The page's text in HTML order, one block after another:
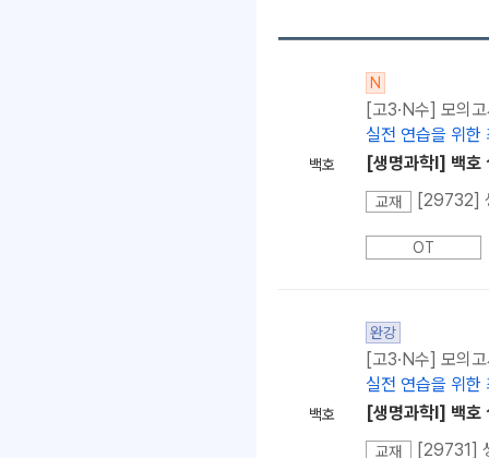
백호
N
[고3·N수] 모의
실전 연습을 위한
[생명과학l] 백호
교재 [29732]
OT
백호
완강
[고3·N수] 모의
실전 연습을 위한
[생명과학l] 백호
교재 [29731]